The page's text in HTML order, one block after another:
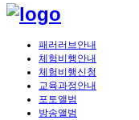
패러러브안내
체험비행안내
체험비행신청
교육과정안내
포토앨범
방송앨범